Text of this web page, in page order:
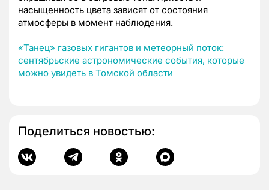
насыщенность цвета зависят от состояния
атмосферы в момент наблюдения.
«Танец» газовых гигантов и метеорный поток:
сентябрьские астрономические события, которые
можно увидеть в Томской области
Поделиться новостью: